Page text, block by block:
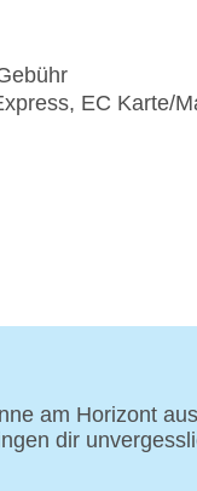
EC Karte/
am Horizont
dir